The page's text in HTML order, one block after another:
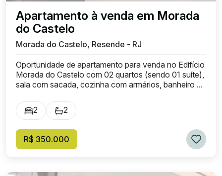
Apartamento à venda em Morada
do Castelo
Morada do Castelo, Resende - RJ
Oportunidade de apartamento para venda no Edifício
Morada do Castelo com 02 quartos (sendo 01 suíte),
sala com sacada, cozinha com armários, banheiro ...
2 2
R$ 350.000